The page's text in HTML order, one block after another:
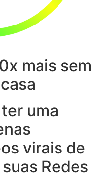
mais sem
uma
virais de
Redes